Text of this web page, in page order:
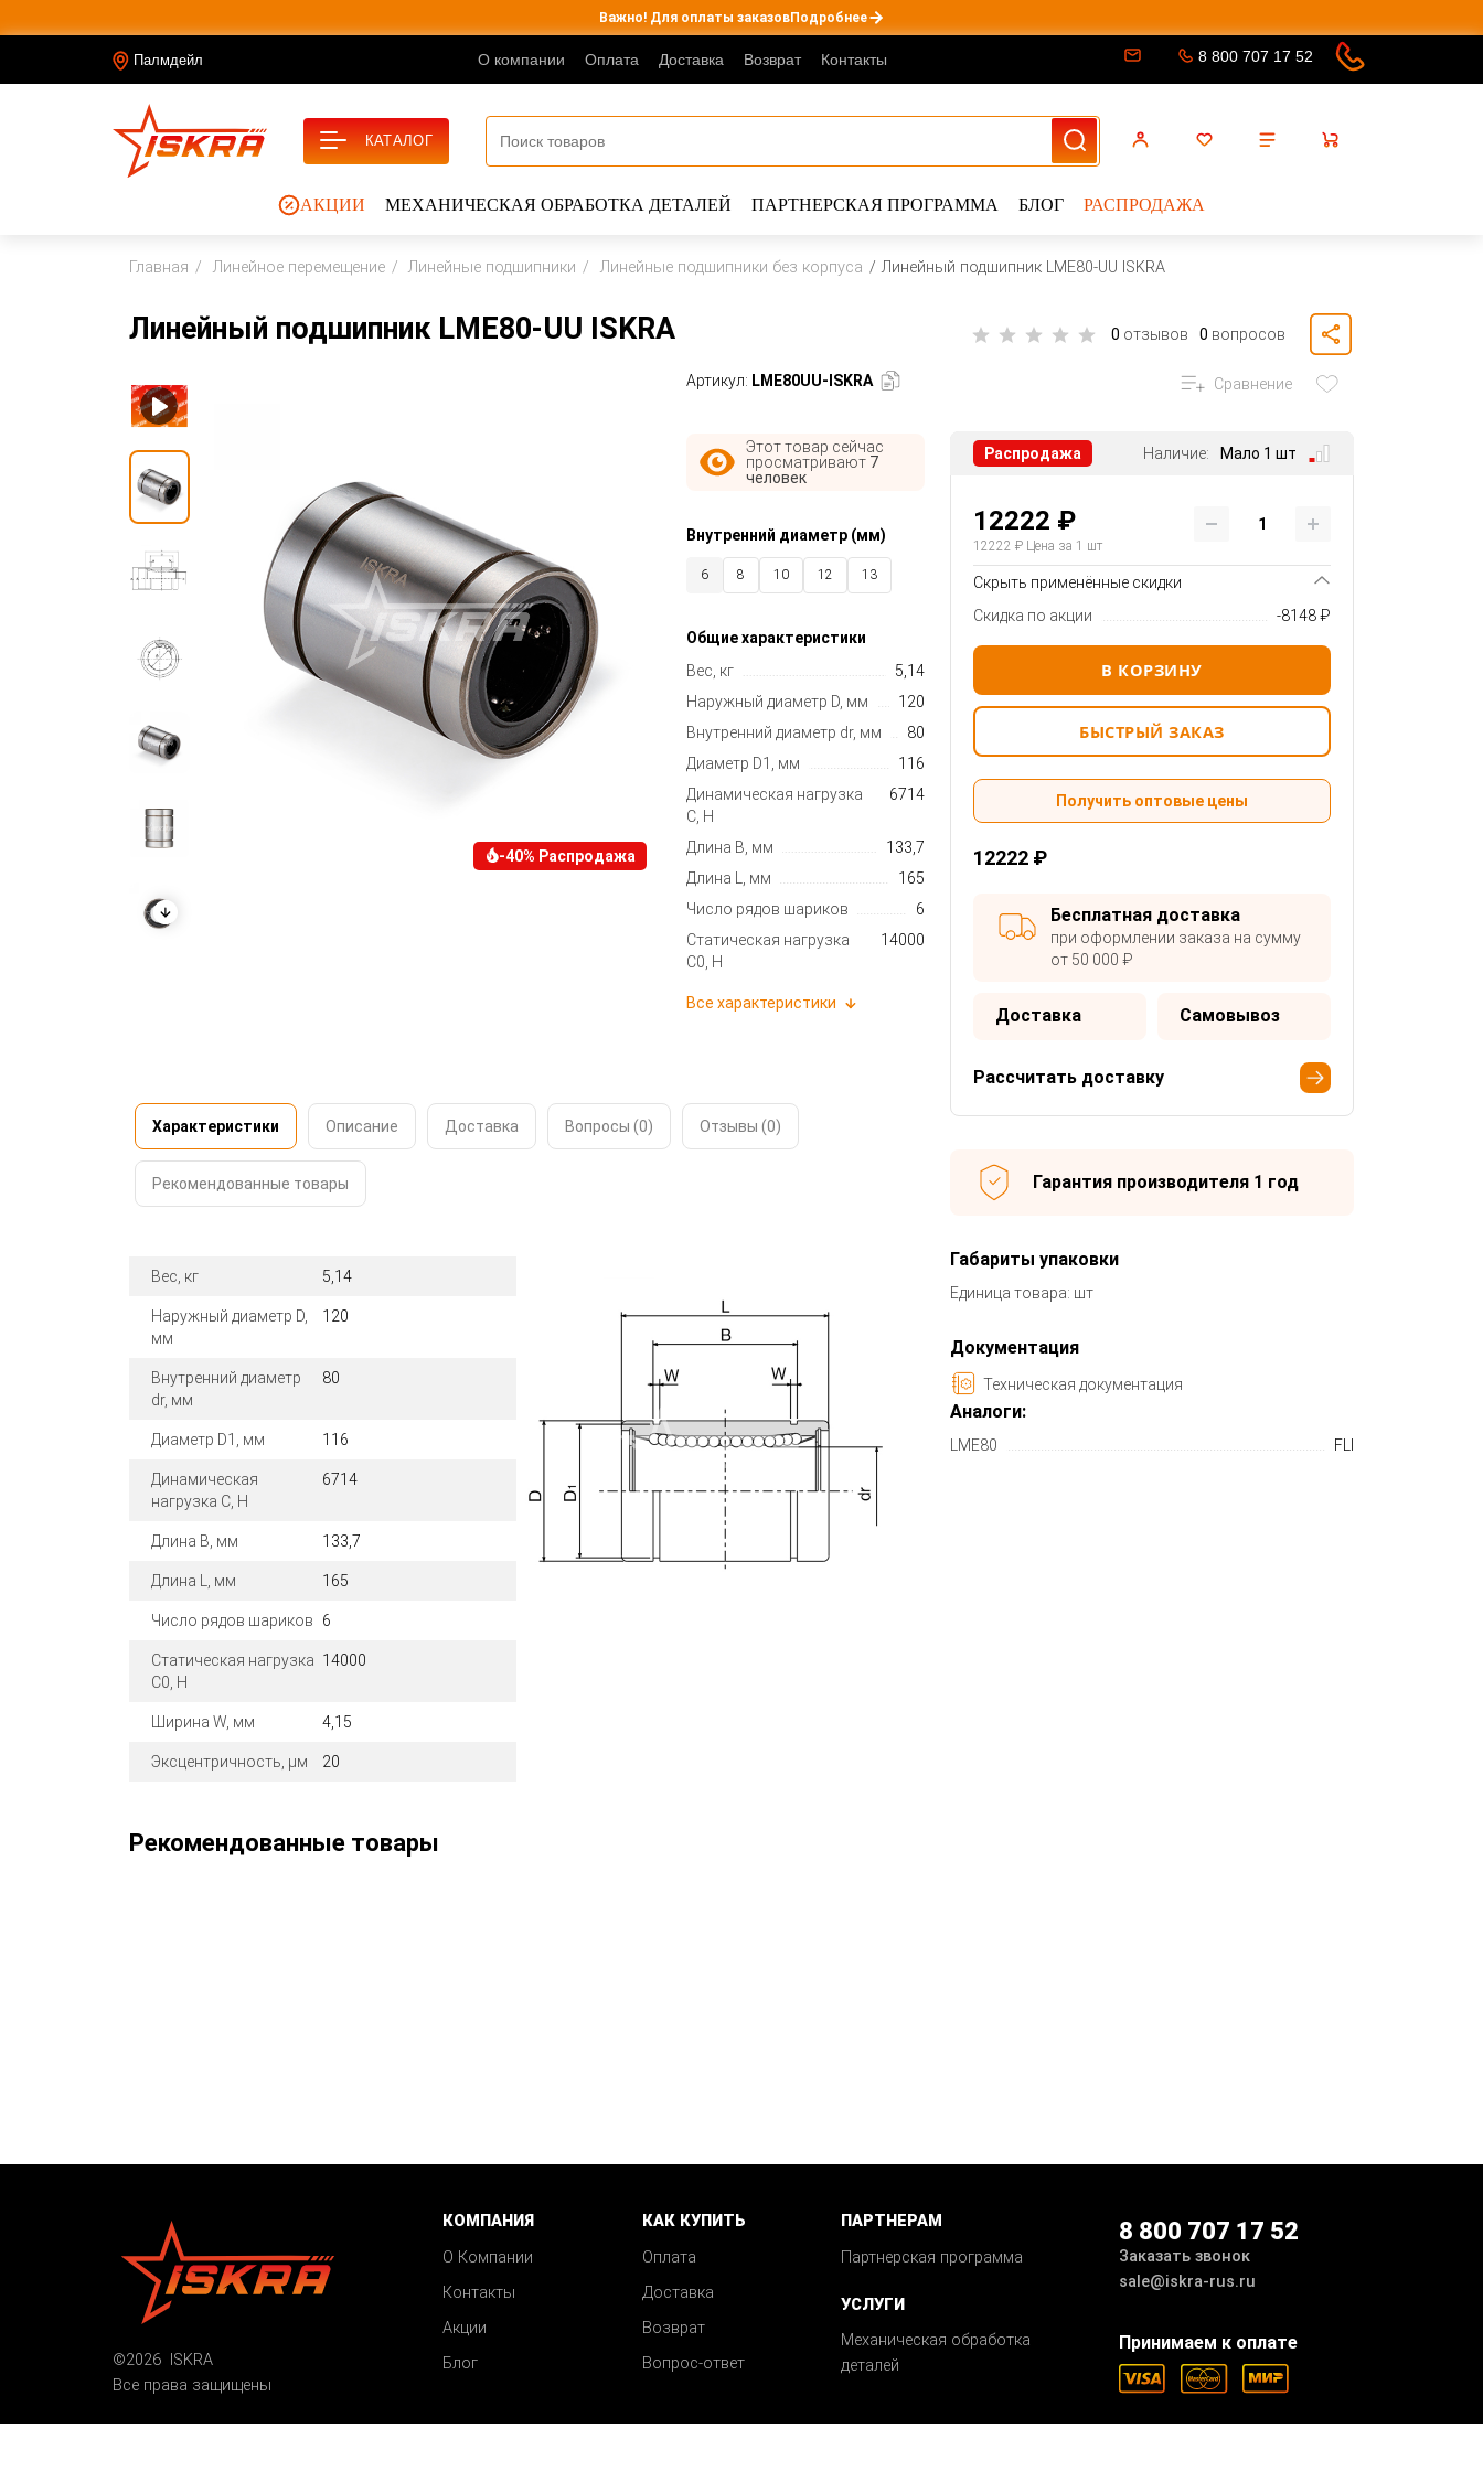
Важно! Для оплаты заказовПодробнее
Палмдейл О компании Оплата Доставка Возврат Контакты 8 800 707 17 52
АКЦИИ МЕХАНИЧЕСКАЯ ОБРАБОТКА ДЕТАЛЕЙ ПАРТНЕРСКАЯ ПРОГРАММА БЛОГ РАСПРОДАЖА
КАТАЛОГ
Главная Линейное перемещение Линейные подшипники Линейные подшипники без корпуса Линейный подшипник LME80-UU ISKRA
Линейный подшипник LME80-UU ISKRA 0 отзывов 0 вопросов
-40% Распродажа
Артикул: LME80UU-ISKRA
Этот товар сейчас
просматривают 7
человек
Внутренний диаметр (мм)
6 8 10 12 13
40 50 60 80
Общие характеристики
Вес, кг
5,14
Наружный диаметр D, мм
120
Внутренний диаметр dr, мм
80
Диаметр D1, мм
116
Динамическая нагрузка
C, Н
6714
Длина B, мм
133,7
Длина L, мм
165
Число рядов шариков
6
Статическая нагрузка
C0, Н
14000
Все характеристики
Характеристики Описание Доставка Вопросы (0) Отзывы (0)
Рекомендованные товары
Вес, кг 5,14
Наружный диаметр D,
мм
120
Внутренний диаметр
dr, мм
80
Диаметр D1, мм 116
Динамическая
нагрузка C, Н
6714
Длина B, мм 133,7
Длина L, мм 165
Число рядов шариков 6
Статическая нагрузка
C0, Н
14000
Ширина W, мм 4,15
Эксцентричность, μм 20
Сравнение
Распродажа Наличие: Мало 1 шт
12222 ₽
12222 ₽Цена за 1 шт
Скрыть применённые скидки
Скидка по акции
-8148 ₽
В КОРЗИНУ
БЫСТРЫЙ ЗАКАЗ
Получить оптовые цены
12222 ₽
Бесплатная доставка
при оформлении заказа на сумму
от 50 000 ₽
Доставка Самовывоз
Рассчитать доставку
Гарантия производителя 1 год
Габариты упаковки
Единица товара: шт
Документация
Техническая документация
Аналоги:
LME80 FLI
Рекомендованные товары
©2026 ISKRA
Все права защищены
КОМПАНИЯ
О Компании
Контакты
Акции
Блог
КАК КУПИТЬ
Оплата
Доставка
Возврат
Вопрос-ответ
ПАРТНЕРАМ
Партнерская программа
УСЛУГИ
Механическая обработка
деталей
8 800 707 17 52
Заказать звонок
sale@iskra-rus.ru
Принимаем к оплате
Мы в соцсетях